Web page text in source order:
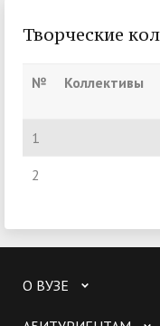
Творческие
№ Коллективы
1
2
О ВУЗЕ